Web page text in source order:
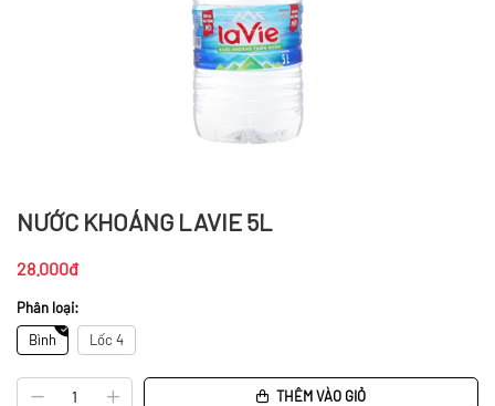
NƯỚC KHOÁNG LAVIE 5L
28.000đ
Phân loại:
Bình
Lốc 4
THÊM VÀO GIỎ